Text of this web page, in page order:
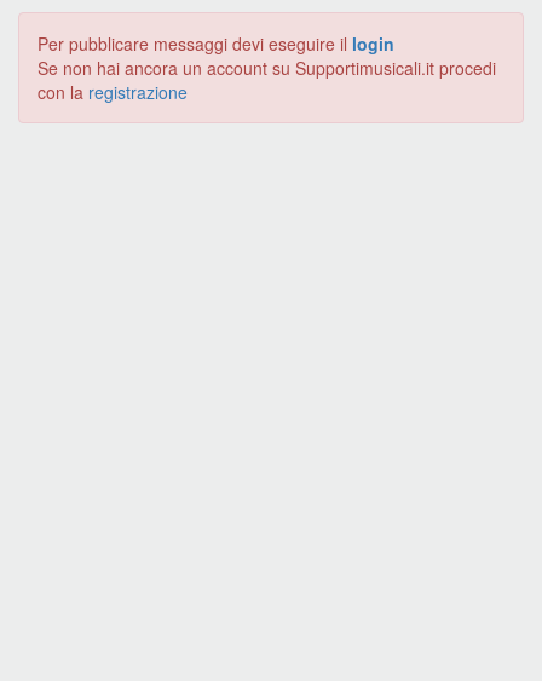
Per pubblicare messaggi devi eseguire il login
Se non hai ancora un account su Supportimusicali.it procedi
con la registrazione